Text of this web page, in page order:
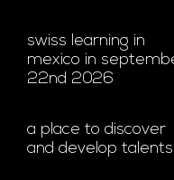
swiss learning in
mexico in
22nd 2026
a place to discover
and develop talents.